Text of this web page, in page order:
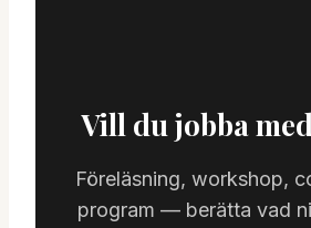
Vill du jobba
Föreläsning, workshop,
program — berätta vad